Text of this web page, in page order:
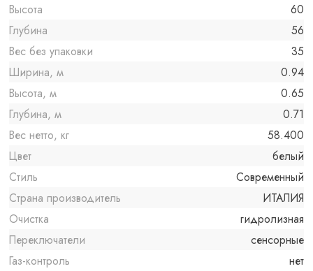
Высота
60
Глубина
56
Вес без упаковки
35
Ширина, м
0.94
Высота, м
0.65
Глубина, м
0.71
Вес нетто, кг
58.400
Цвет
белый
Стиль
Современный
Страна производитель
ИТАЛИЯ
Очистка
гидролизная
Переключатели
сенсорные
Газ-контроль
нет